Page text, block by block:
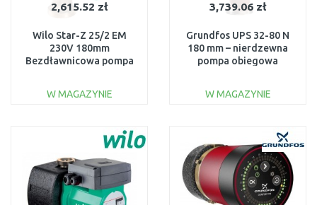
2,615.52 zł
Wilo Star-Z 25/2 EM
230V 180mm
Bezdławnicowa pompa
W MAGAZYNIE
Do porównania
3,739.06 zł
Grundfos UPS 32-80 N
180 mm – nierdzewna
pompa obiegowa
W MAGAZYNIE